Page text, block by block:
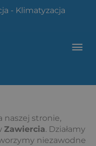
- Klimatyzacja
naszej stronie,
Zawiercia. Działamy
niezawodne